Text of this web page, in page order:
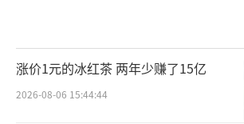
涨价1元的冰红茶 两年少赚了15亿
2026-08-06 15:44:44